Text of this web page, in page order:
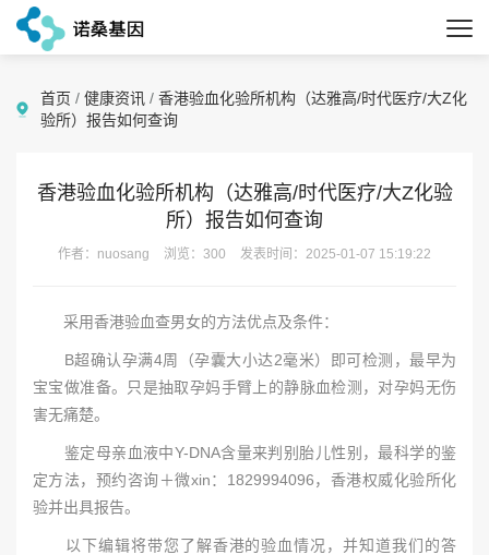
首页 / 健康资讯 / 香港验血化验所机构（达雅高/时代医疗/大Z化
验所）报告如何查询
香港验血化验所机构（达雅高/时代医疗/大Z化验
所）报告如何查询
作者：nuosang 浏览：300 发表时间：2025-01-07 15:19:22
采用香港验血查男女的方法优点及条件：
B超确认孕满4周（孕囊大小达2毫米）即可检测，最早为
宝宝做准备。只是抽取孕妈手臂上的静脉血检测，对孕妈无伤
害无痛楚。
鉴定母亲血液中Y-DNA含量来判别胎儿性别，最科学的鉴
定方法，预约咨询＋微xin：1829994096，香港权威化验所化
验并出具报告。
以下编辑将带您了解香港的验血情况，并知道我们的答